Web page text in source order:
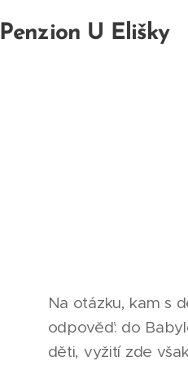
Penzion U Elišky
Na otázku, kam s
odpověď: do
děti, vyžití zde